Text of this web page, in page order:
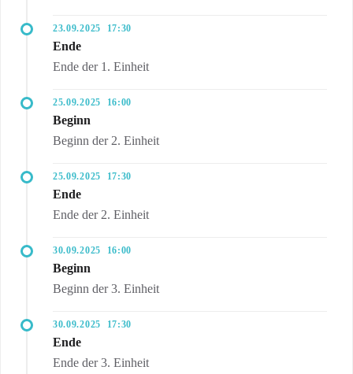
23.09.2025 17:30
Ende
Ende der 1. Einheit
25.09.2025 16:00
Beginn
Beginn der 2. Einheit
25.09.2025 17:30
Ende
Ende der 2. Einheit
30.09.2025 16:00
Beginn
Beginn der 3. Einheit
30.09.2025 17:30
Ende
Ende der 3. Einheit